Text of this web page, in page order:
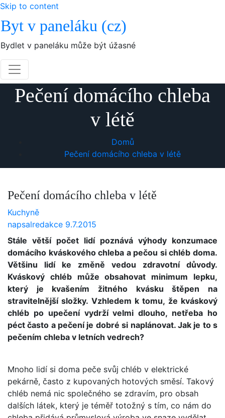
Skip to content
Byt v paneláku (cz)
Bydlet v paneláku může být úžasné
Pečení domácího chleba
v létě
Domů
Pečení domácího chleba v létě
Pečení domácího chleba v létě
Kuchyně
napsalredakce 9.7.2015
Stále větší počet lidí poznává výhody konzumace
domácího kváskového chleba a pečou si chléb doma.
Většinu lidí ke změně vedou zdravotní důvody.
Kváskový chléb může obsahovat minimum lepku,
který je kvašením žitného kvásku štěpen na
stravitelnější složky. Vzhledem k tomu, že kváskový
chléb po upečení vydrží velmi dlouho, netřeba ho
péct často a pečení je dobré si naplánovat. Jak je to s
pečením chleba v letních vedrech?
Mnoho lidí si doma peče svůj chléb v elektrické
pekárně, často z kupovaných hotových směsí. Takový
chléb nemá nic společného se zdravím, pro obsah
dalších látek, který je téměř totožný s tím, co nám do